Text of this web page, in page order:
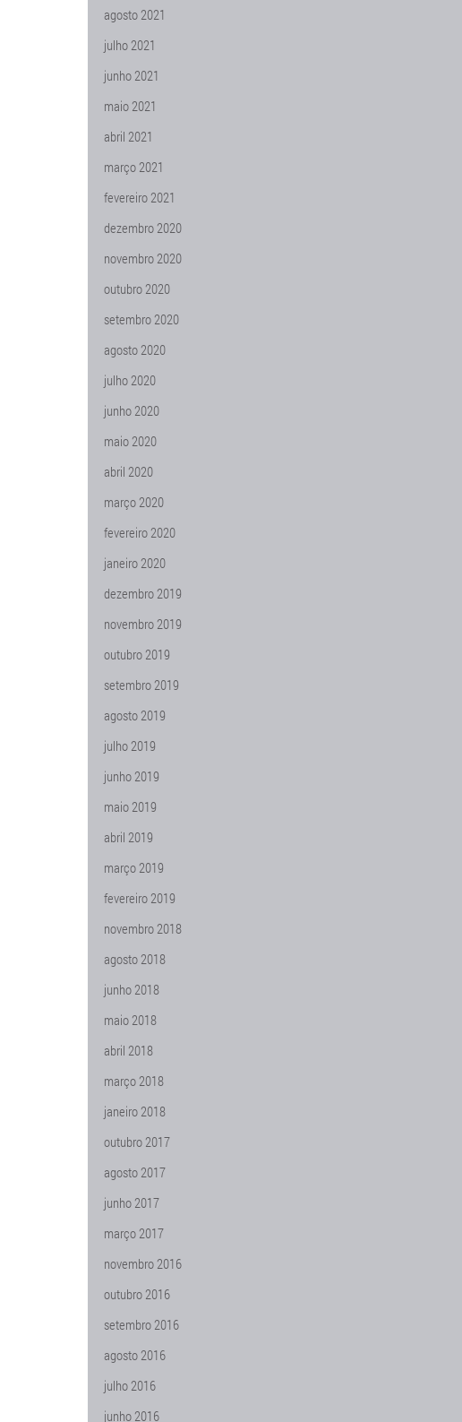
agosto 2021
julho 2021
junho 2021
maio 2021
abril 2021
março 2021
fevereiro 2021
dezembro 2020
novembro 2020
outubro 2020
setembro 2020
agosto 2020
julho 2020
junho 2020
maio 2020
abril 2020
março 2020
fevereiro 2020
janeiro 2020
dezembro 2019
novembro 2019
outubro 2019
setembro 2019
agosto 2019
julho 2019
junho 2019
maio 2019
abril 2019
março 2019
fevereiro 2019
novembro 2018
agosto 2018
junho 2018
maio 2018
abril 2018
março 2018
janeiro 2018
outubro 2017
agosto 2017
junho 2017
março 2017
novembro 2016
outubro 2016
setembro 2016
agosto 2016
julho 2016
junho 2016